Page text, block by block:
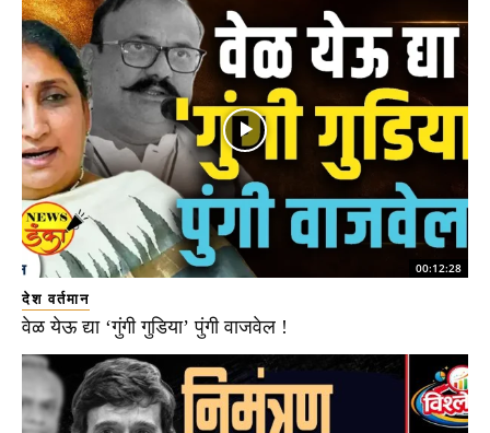
00:12:28
देश वर्तमान
वेळ येऊ द्या ‘गुंगी गुडिया’ पुंगी वाजवेल !